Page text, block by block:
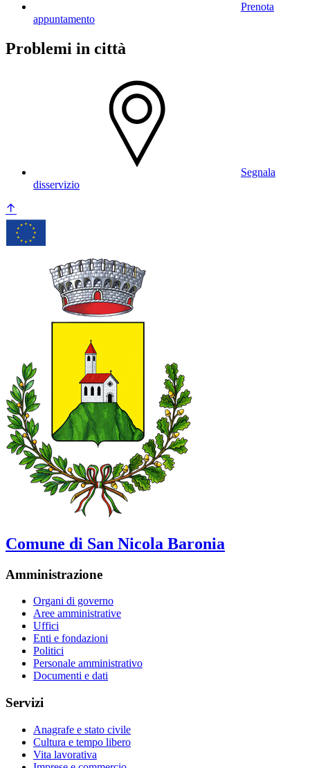
Prenota
appuntamento
Problemi in città
Segnala
disservizio
Comune di San Nicola Baronia
Amministrazione
Organi di governo
Aree amministrative
Uffici
Enti e fondazioni
Politici
Personale amministrativo
Documenti e dati
Servizi
Anagrafe e stato civile
Cultura e tempo libero
Vita lavorativa